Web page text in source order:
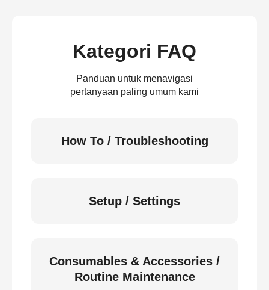
Kategori FAQ
Panduan untuk menavigasi
pertanyaan paling umum kami
How To / Troubleshooting
Setup / Settings
Consumables & Accessories /
Routine Maintenance